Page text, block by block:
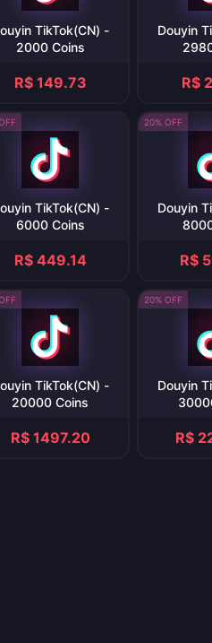
TikTok(CN) -
2000 Coins
R$ 149.73
Douyin
R$
TikTok(CN) -
6000 Coins
R$ 449.14
20% OFF
Douyin
R$
TikTok(CN) -
20000 Coins
R$ 1497.20
20% OFF
Douyin
R$